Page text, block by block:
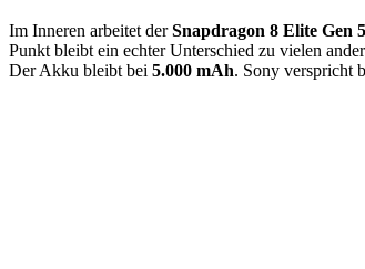
Im Inneren arbeitet derSnapdragon 8 Elite Gen 5
Punkt bleibt ein echter Unterschied zu vielen
Der Akku bleibt bei 5.000 mAh. Sony verspricht